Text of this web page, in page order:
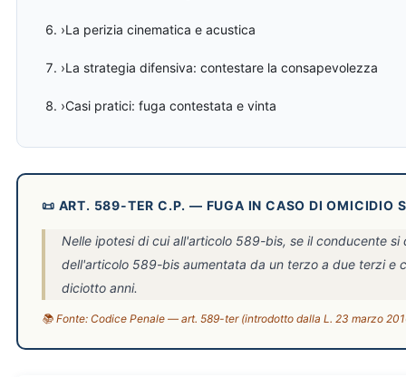
›La perizia cinematica e acustica
›La strategia difensiva: contestare la consapevolezza
›Casi pratici: fuga contestata e vinta
📜 ART. 589-TER C.P. — FUGA IN CASO DI OMICIDIO
Nelle ipotesi di cui all'articolo 589-bis, se il conducente si
dell'articolo 589-bis aumentata da un terzo a due terzi e
diciotto anni.
📚 Fonte: Codice Penale — art. 589-ter (introdotto dalla L. 23 marzo